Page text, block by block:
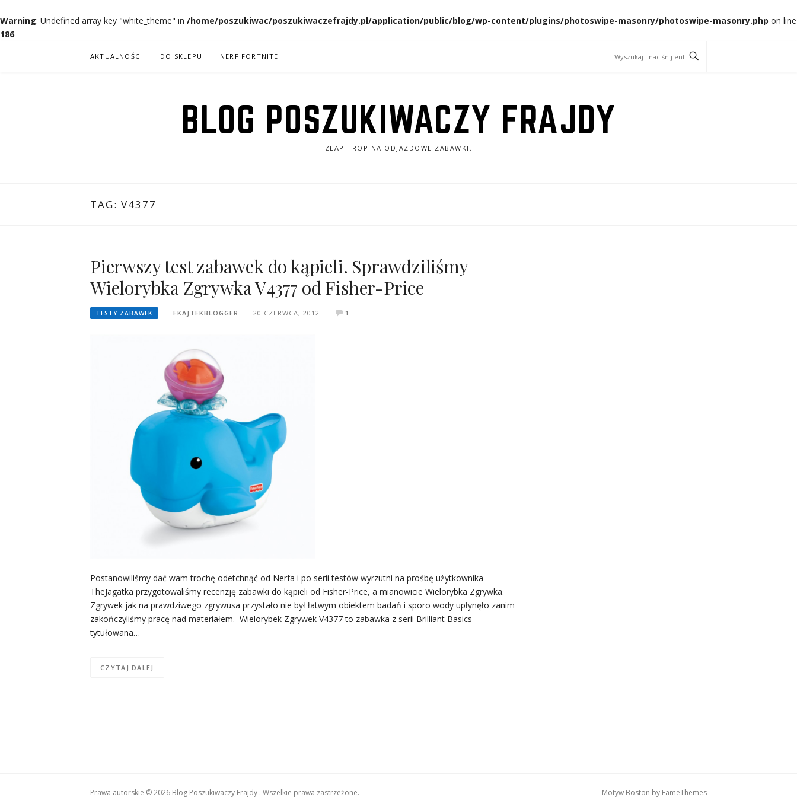
Warning: Undefined array key "white_theme" in /home/poszukiwac/poszukiwaczefrajdy.pl/application/public/blog/wp-content/plugins/photoswipe-masonry/photoswipe-masonry.php on line
186
AKTUALNOŚCI DO SKLEPU NERF FORTNITE
BLOG POSZUKIWACZY FRAJDY
ZŁAP TROP NA ODJAZDOWE ZABAWKI.
TAG: V4377
Pierwszy test zabawek do kąpieli. Sprawdziliśmy
Wielorybka Zgrywka V4377 od Fisher-Price
TESTY ZABAWEK EKAJTEKBLOGGER 20 CZERWCA, 2012 1
Postanowiliśmy dać wam trochę odetchnąć od Nerfa i po serii testów wyrzutni na prośbę użytkownika
TheJagatka przygotowaliśmy recenzję zabawki do kąpieli od Fisher-Price, a mianowicie Wielorybka Zgrywka.
Zgrywek jak na prawdziwego zgrywusa przystało nie był łatwym obiektem badań i sporo wody upłynęło zanim
zakończyliśmy pracę nad materiałem. Wielorybek Zgrywek V4377 to zabawka z serii Brilliant Basics
tytułowana…
CZYTAJ DALEJ
Prawa autorskie © 2026 Blog Poszukiwaczy Frajdy . Wszelkie prawa zastrzeżone. Motyw Boston by FameThemes